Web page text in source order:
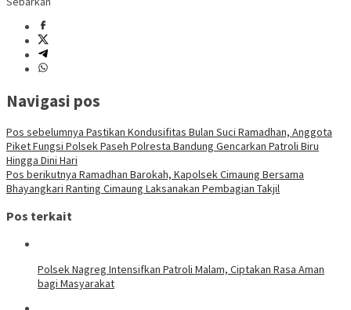
Navigasi pos
Pos sebelumnya Pastikan Kondusifitas Bulan Suci Ramadhan, Anggota
Piket Fungsi Polsek Paseh Polresta Bandung Gencarkan Patroli Biru
Hingga Dini Hari
Pos berikutnya Ramadhan Barokah, Kapolsek Cimaung Bersama
Bhayangkari Ranting Cimaung Laksanakan Pembagian Takjil
Pos terkait
Polsek Nagreg Intensifkan Patroli Malam, Ciptakan Rasa Aman
bagi Masyarakat